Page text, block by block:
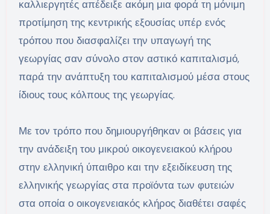
καλλιεργητές απέδειξε ακόμη μια φορά τη μόνιμη
προτίμηση της κεντρικής εξουσίας υπέρ ενός
τρόπου που διασφαλίζει την υπαγωγή της
γεωργίας σαν σύνολο στον αστικό καπιταλισμό,
παρά την ανάπτυξη του καπιταλισμού μέσα στους
ίδιους τους κόλπους της γεωργίας.
Με τον τρόπο που δημιουργήθηκαν οι βάσεις για
την ανάδειξη του μικρού οικογενειακού κλήρου
στην ελληνική ύπαιθρο και την εξειδίκευση της
ελληνικής γεωργίας στα προϊόντα των φυτειών
στα οποία ο οικογενειακός κλήρος διαθέτει σαφές